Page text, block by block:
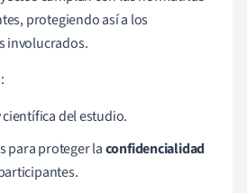
protegiendo así a los
involucrados.
del estudio.
para proteger laconfidencialidad